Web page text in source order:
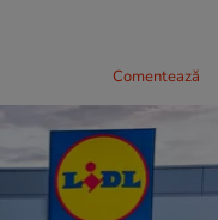
Comentează